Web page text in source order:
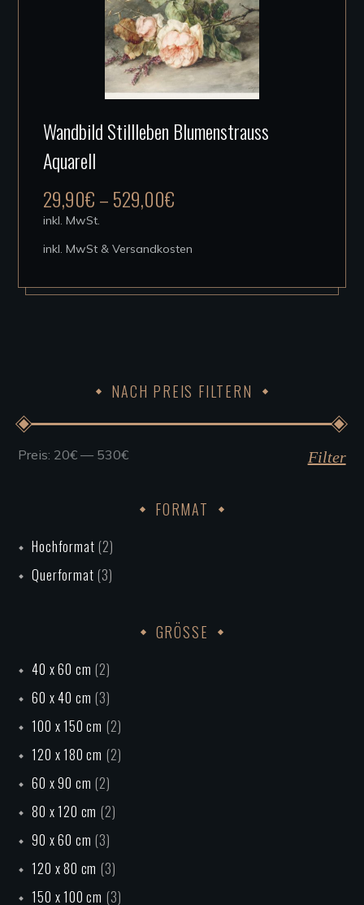
werden
Produkt
Die
gewählt
werden
Wandbild Stillleben Blumenstrauss
Aquarell
29,90€–529,00€
inkl. MwSt.
inkl. MwSt & Versandkosten
NACH PREIS FILTERN
Min.
Max.
Filter
Preis: 20€ — 530€
FORMAT
Hochformat (2)
Querformat (3)
GRÖSSE
40 x 60 cm (2)
60 x 40 cm (3)
100 x 150 cm (2)
120 x 180 cm (2)
60 x 90 cm (2)
80 x 120 cm (2)
90 x 60 cm (3)
120 x 80 cm (3)
150 x 100 cm (3)